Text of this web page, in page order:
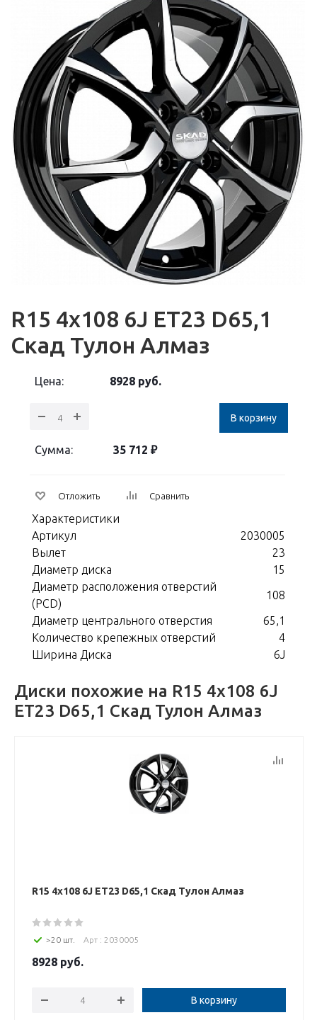
R15 4x108 6J ET23 D65,1
Скад Тулон Алмаз
Цена: 8928 руб.
В корзину
Сумма: 35 712 ₽
Отложить Сравнить
Характеристики
Артикул
2030005
Вылет
23
Диаметр диска
15
Диаметр расположения отверстий
(PCD)
108
Диаметр центрального отверстия
65,1
Количество крепежных отверстий
4
Ширина Диска
6J
Диски похожие на R15 4x108 6J
ET23 D65,1 Скад Тулон Алмаз
R15 4x108 6J ET23 D65,1 Скад Тулон Алмаз
>20 шт. Арт : 2030005
8928 руб.
В корзину